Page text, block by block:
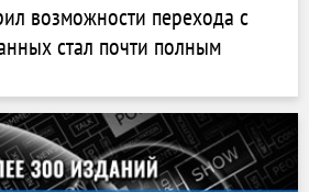
возможности перехода с
стал почти полным